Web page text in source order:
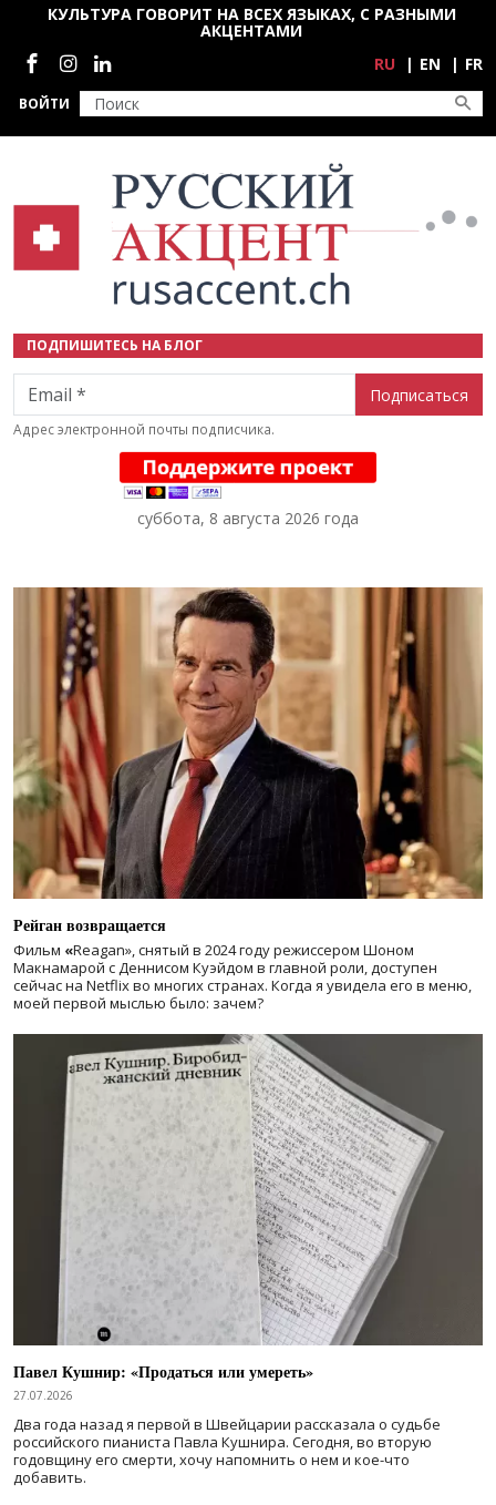
Перейти к основному содержанию
ВОЙТИ
КУЛЬТУРА ГОВОРИТ НА ВСЕХ ЯЗЫКАХ, С РАЗНЫМИ
АКЦЕНТАМИ
Социальные сети
RU EN FR
ПОДПИШИТЕСЬ НА БЛОГ
Email
Адрес электронной почты подписчика.
суббота, 8 августа 2026 года
Рейган возвращается
Фильм «Reagan», снятый в 2024 годурежиссером Шоном
Макнамарой с Деннисом Куэйдом в главной роли, доступен
сейчас на Netflix во многих странах. Когда я увидела его в меню,
моей первой мыслью было: зачем?
Павел Кушнир: «Продаться или умереть»
27.07.2026
Два года назад я первой в Швейцарии рассказала о судьбе
российского пианиста Павла Кушнира. Сегодня, во вторую
годовщину его смерти, хочу напомнить о нем и кое-что
добавить.